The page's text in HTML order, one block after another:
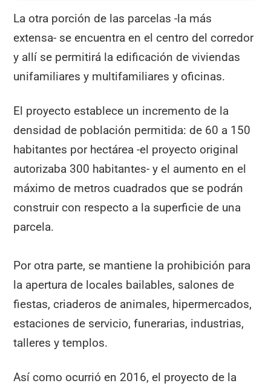
La otra porción de las parcelas -la más
extensa- se encuentra en el centro del corredor
y allí se permitirá la edificación de viviendas
unifamiliares y multifamiliares y oficinas.
El proyecto establece un incremento de la
densidad de población permitida: de 60 a 150
habitantes por hectárea -el proyecto original
autorizaba 300 habitantes- y el aumento en el
máximo de metros cuadrados que se podrán
construir con respecto a la superficie de una
parcela.
Por otra parte, se mantiene la prohibición para
la apertura de locales bailables, salones de
fiestas, criaderos de animales, hipermercados,
estaciones de servicio, funerarias, industrias,
talleres y templos.
Así como ocurrió en 2016, el proyecto de la